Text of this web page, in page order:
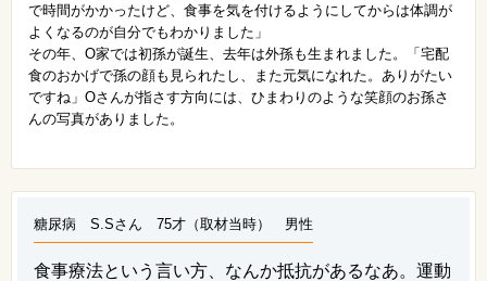
で時間がかかったけど、食事を気を付けるようにしてからは体調が
よくなるのが自分でもわかりました」
その年、O家では初孫が誕生、去年は外孫も生まれました。「宅配
食のおかげで孫の顔も見られたし、また元気になれた。ありがたい
ですね」Oさんが指さす方向には、ひまわりのような笑顔のお孫さ
んの写真がありました。
糖尿病 S.Sさん 75才（取材当時） 男性
食事療法という言い方、なんか抵抗があるなあ。運動